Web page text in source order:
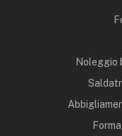
Noleggio